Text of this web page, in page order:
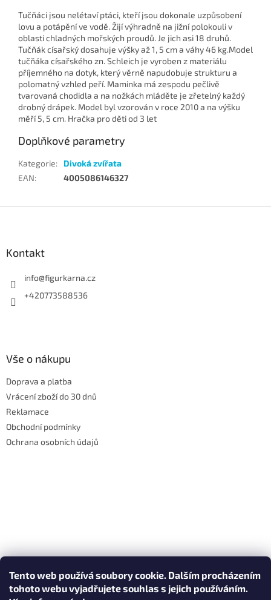
Tento web používá soubory cookie. Dalším procházením
tohoto webu vyjadřujete souhlas s jejich používáním.
Tučňáci jsou nelétaví ptáci, kteří jsou dokonale uzpůsobení
lovu a potápění ve vodě. Žijí výhradně na jižní polokouli v
oblasti chladných mořských proudů. Je jich asi 18 druhů.
Tučňák císařský dosahuje výšky až 1, 5 cm a váhy 46 kg.Model
tučňáka císařského zn. Schleich je vyroben z materiálu
příjemného na dotyk, který věrně napudobuje strukturu a
polomatný vzhled peří. Maminka má zespodu pečlivě
tvarovaná chodidla a na nožkách mláděte je zřetelný každý
drobný drápek. Model byl vzorován v roce 2010 a na výšku
měří 5, 5 cm. Hračka pro děti od 3 let
Doplňkové parametry
Kategorie:
Divoká zvířata
EAN: 4005086146327
Kontakt
info@figurkarna.cz
+420773588536
Vše o nákupu
Doprava a platba
Vrácení zboží do 30 dnů
Reklamace
Obchodní podmínky
Ochrana osobních údajů